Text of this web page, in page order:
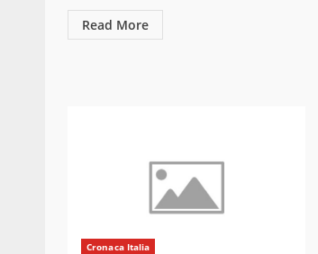
Read More
Cronaca Italia